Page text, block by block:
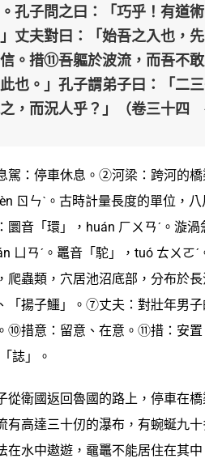
孔子問之曰：「巧乎！有道
丈夫對曰：「始吾之入也，
。措⑪吾軀於波流，而吾不
也。」孔子謂弟子曰：「二
，而況人乎？」（卷三十四
駕：停車休息。②河梁：跨河的
ㄖㄣˋ。古時計量長度的單位，
音「環」，huán ㄏㄨㄢˊ。漩
ㄩㄢˊ。鼉音「駝」，tuó ㄊㄨㄛ
爬蟲類，穴居池沼底部，分布於
「揚子鱷」。⑦丈夫：對壯年男
⑩措意：留意、在意。⑪措：安
誌」。
從衛國返回魯國的路上，停車在
有高達三十仞的瀑布，有蜿蜒九
在水中遨遊，黿鼉不能居住在其